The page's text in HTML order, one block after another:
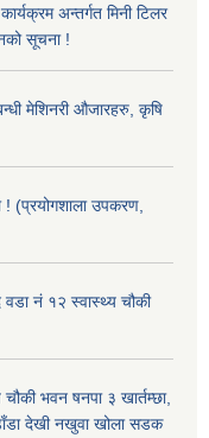
अन्तर्गत मिनी टिलर
सूचना !
मेशिनरी औजारहरु, कृषि
(प्रयोगशाला उपकरण,
नं १२ स्वास्थ्य चौकी
भवन षनपा ३ खार्तम्छा,
देखी नखुवा खोला सडक